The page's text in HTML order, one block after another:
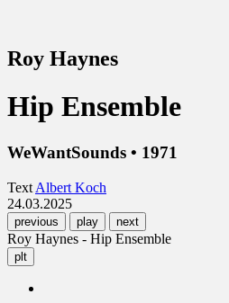
Roy Haynes
Hip Ensemble
WeWantSounds • 1971
Text Albert Koch
24.03.2025
previous play next
Roy Haynes - Hip Ensemble
plt